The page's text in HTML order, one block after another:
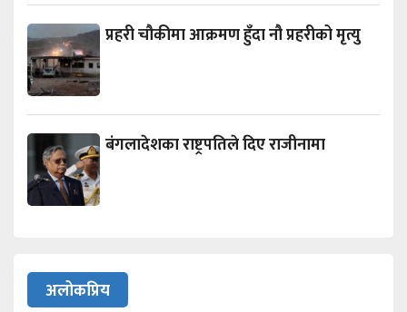
प्रहरी चौकीमा आक्रमण हुँदा नौ प्रहरीको मृत्यु
बंगलादेशका राष्ट्रपतिले दिए राजीनामा
अलोकप्रिय